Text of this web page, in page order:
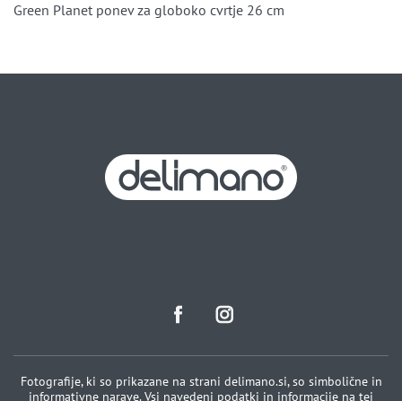
Green Planet ponev za globoko cvrtje 26 cm
Fotografije, ki so prikazane na strani delimano.si, so simbolične in
informativne narave. Vsi navedeni podatki in informacije na tej